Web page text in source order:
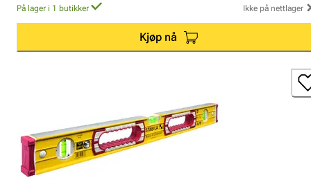
På lager i 1 butikker Ikke på nettlager
Kjøp nå